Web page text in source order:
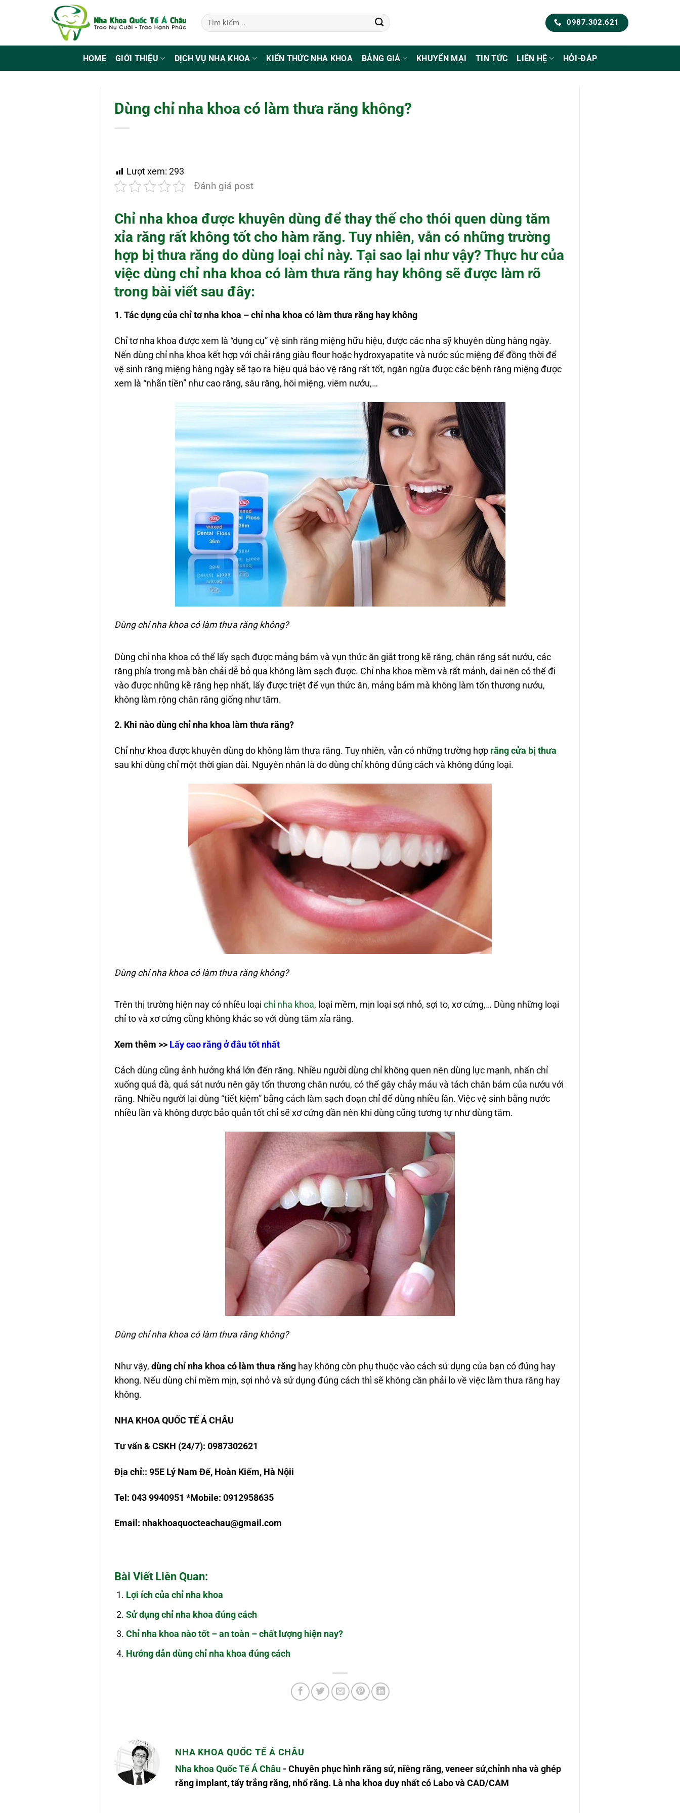
0987.302.621
HOME GIỚI THIỆU DỊCH VỤ NHA KHOA KIẾN THỨC NHA KHOA BẢNG GIÁ KHUYẾN MẠI TIN TỨC LIÊN HỆ HỎI-ĐÁP
Dùng chỉ nha khoa có làm thưa răng không?
Lượt xem: 293
Đánh giá post
Chỉ nha khoa được khuyên dùng để thay thế cho thói quen dùng tăm
xỉa răng rất không tốt cho hàm răng. Tuy nhiên, vẫn có những trường
hợp bị thưa răng do dùng loại chỉ này. Tại sao lại như vậy? Thực hư của
việc dùng chỉ nha khoa có làm thưa răng hay không sẽ được làm rõ
trong bài viết sau đây:
1. Tác dụng của chỉ tơ nha khoa – chỉ nha khoa có làm thưa răng hay không
Chỉ tơ nha khoa được xem là “dụng cụ” vệ sinh răng miệng hữu hiệu, được các nha sỹ khuyên dùng hàng ngày.
Nến dùng chỉ nha khoa kết hợp với chải răng giàu flour hoặc hydroxyapatite và nước súc miệng để đồng thời để
vệ sinh răng miệng hàng ngày sẽ tạo ra hiệu quả bảo vệ răng rất tốt, ngăn ngừa được các bệnh răng miệng được
xem là “nhãn tiền” như cao răng, sâu răng, hôi miệng, viêm nướu,…
Dùng chỉ nha khoa có làm thưa răng không?
Dùng chỉ nha khoa có thể lấy sạch được mảng bám và vụn thức ăn giắt trong kẽ răng, chân răng sát nướu, các
răng phía trong mà bàn chải dễ bỏ qua không làm sạch được. Chỉ nha khoa mềm và rất mảnh, dai nên có thể đi
vào được những kẽ răng hẹp nhất, lấy được triệt để vụn thức ăn, mảng bám mà không làm tổn thương nướu,
không làm rộng chân răng giống như tăm.
2. Khi nào dùng chỉ nha khoa làm thưa răng?
Chỉ như khoa được khuyên dùng do không làm thưa răng. Tuy nhiên, vẫn có những trường hợprăng cửa bị thưa
sau khi dùng chỉ một thời gian dài. Nguyên nhân là do dùng chỉ không đúng cách và không đúng loại.
Dùng chỉ nha khoa có làm thưa răng không?
Trên thị trường hiện nay có nhiều loại chỉ nha khoa, loại mềm, mịn loại sợi nhỏ, sợi to, xơ cứng,… Dùng những loại
chỉ to và xơ cứng cũng không khác so với dùng tăm xỉa răng.
Xem thêm >>Lấy cao răng ở đâu tốt nhất
Cách dùng cũng ảnh hưởng khá lớn đến răng. Nhiều người dùng chỉ không quen nên dùng lực mạnh, nhấn chỉ
xuống quá đà, quá sát nướu nên gây tổn thương chân nướu, có thể gây chảy máu và tách chân bám của nướu với
răng. Nhiều người lại dùng “tiết kiệm” bằng cách làm sạch đoạn chỉ để dùng nhiều lần. Việc vệ sinh bằng nước
nhiều lần và không được bảo quản tốt chỉ sẽ xơ cứng dần nên khi dùng cũng tương tự như dùng tăm.
Dùng chỉ nha khoa có làm thưa răng không?
Như vậy, dùng chỉ nha khoa có làm thưa rănghay không còn phụ thuộc vào cách sử dụng của bạn có đúng hay
khong. Nếu dùng chỉ mềm mịn, sợi nhỏ và sử dụng đúng cách thì sẽ không cần phải lo về việc làm thưa răng hay
không.
NHA KHOA QUỐC TẾÁ CHÂU
Tưvấn & CSKH (24/7): 0987302621
Địa chỉ:: 95E Lý Nam Đế, Hoàn Kiếm, Hà Nộii
Tel: 043 9940951 *Mobile: 0912958635
Email: nhakhoaquocteachau@gmail.com
Bài Viết Liên Quan:
Lợi ích của chỉ nha khoa
Sử dụng chỉ nha khoa đúng cách
Chỉ nha khoa nào tốt – an toàn – chất lượng hiện nay?
Hướng dẫn dùng chỉ nha khoa đúng cách
NHA KHOA QUỐC TẾ Á CHÂU
Nha khoa Quốc Tế Á Châu- Chuyên phục hình răng sứ, niềng răng, veneer sứ,chỉnh nha và ghép
răng implant, tẩy trắng răng, nhổ răng. Là nha khoa duy nhất có Labo và CAD/CAM